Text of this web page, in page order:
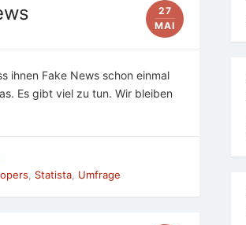
27
MAI
ihnen Fake News schon einmal
Es gibt viel zu tun. Wir bleiben
Statista Umfrage